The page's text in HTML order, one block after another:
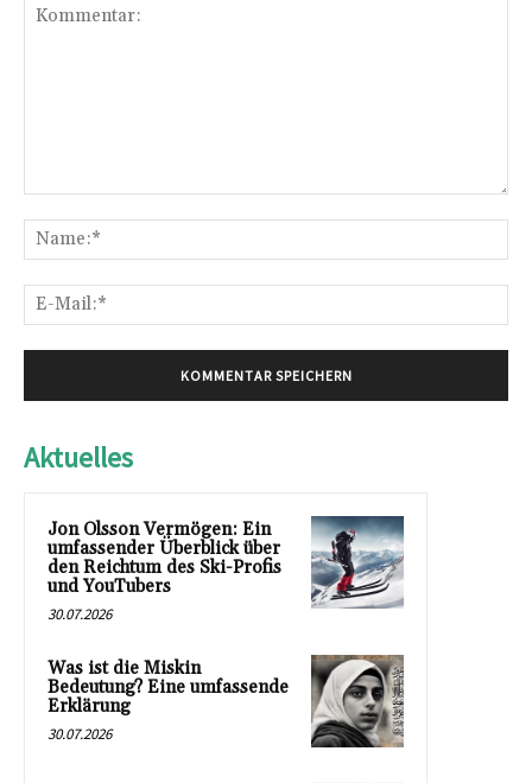
Aktuelles
Jon Olsson Vermögen: Ein
umfassender Überblick über
den Reichtum des Ski-Profis
und YouTubers
30.07.2026
Was ist die Miskin
Bedeutung? Eine umfassende
Erklärung
30.07.2026